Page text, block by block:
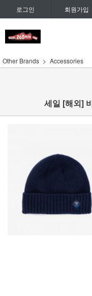
로그인 회원가입
Other Brands Accessories
세일 [해외]